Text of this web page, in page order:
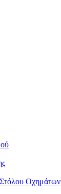
Οχημάτων